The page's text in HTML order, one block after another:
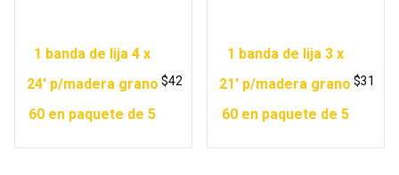
1 banda de lija 4 x
24′ p/madera grano
60 en paquete de 5
$42
1 banda de lija 3 x
21′ p/madera grano
60 en paquete de 5
$31